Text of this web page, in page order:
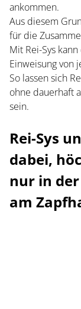
ankommen.
Aus diesem
für die
Mit Rei-Sys
Einweisung von
So lassen sich
ohne dauerhaft
sein.
Rei-Sys
dabei,
nur in
am